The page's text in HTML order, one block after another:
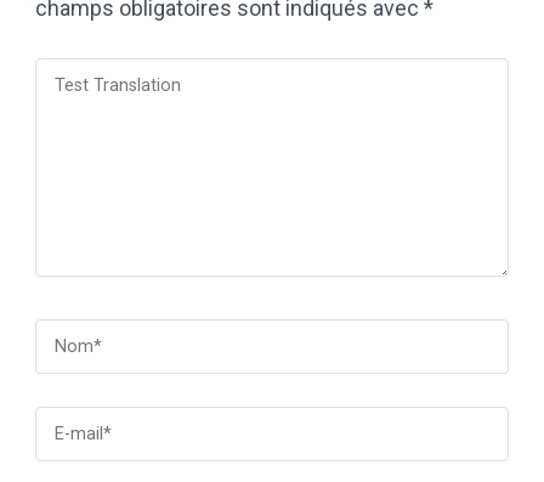
champs obligatoires sont indiqués avec *